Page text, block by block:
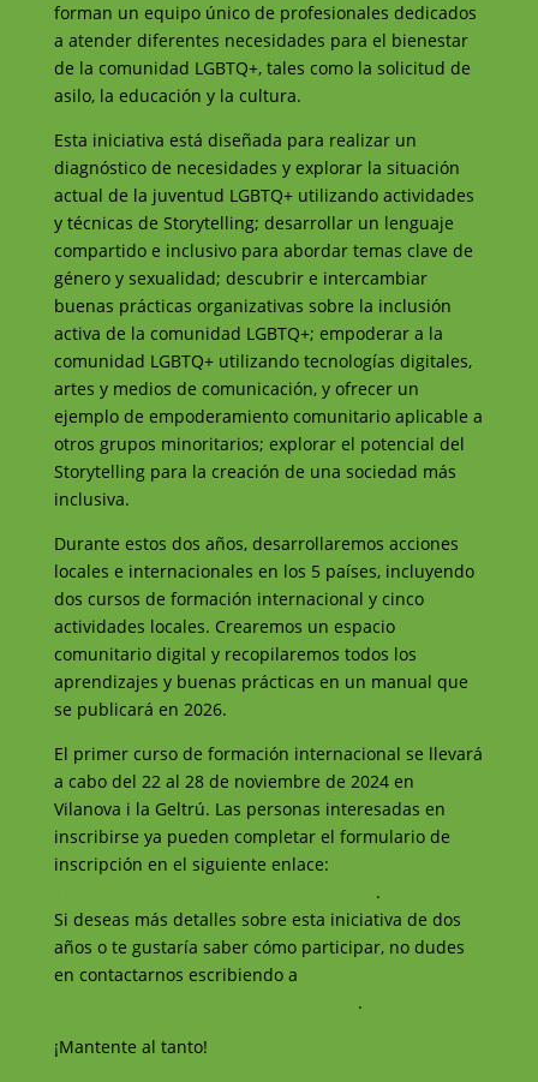
forman un equipo único de profesionales dedicados
a atender diferentes necesidades para el bienestar
de la comunidad LGBTQ+, tales como la solicitud de
asilo, la educación y la cultura.
Esta iniciativa está diseñada para realizar un
diagnóstico de necesidades y explorar la situación
actual de la juventud LGBTQ+ utilizando actividades
y técnicas de Storytelling; desarrollar un lenguaje
compartido e inclusivo para abordar temas clave de
género y sexualidad; descubrir e intercambiar
buenas prácticas organizativas sobre la inclusión
activa de la comunidad LGBTQ+; empoderar a la
comunidad LGBTQ+ utilizando tecnologías digitales,
artes y medios de comunicación, y ofrecer un
ejemplo de empoderamiento comunitario aplicable a
otros grupos minoritarios; explorar el potencial del
Storytelling para la creación de una sociedad más
inclusiva.
Durante estos dos años, desarrollaremos acciones
locales e internacionales en los 5 países, incluyendo
dos cursos de formación internacional y cinco
actividades locales. Crearemos un espacio
comunitario digital y recopilaremos todos los
aprendizajes y buenas prácticas en un manual que
se publicará en 2026.
El primer curso de formación internacional se llevará
a cabo del 22 al 28 de noviembre de 2024 en
Vilanova i la Geltrú. Las personas interesadas en
inscribirse ya pueden completar el formulario de
inscripción en el siguiente enlace:
.
Si deseas más detalles sobre esta iniciativa de dos
años o te gustaría saber cómo participar, no dudes
en contactarnos escribiendo a
.
¡Mantente al tanto!